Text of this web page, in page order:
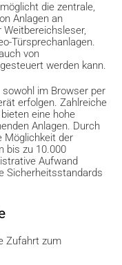
die zentrale,
Anlagen an
Türsprechanlagen.
von
werden kann.
im Browser per
erfolgen. Zahlreiche
eine hohe
Anlagen. Durch
Möglichkeit der
bis zu 10.000
Aufwand
Sicherheitsstandards
Zufahrt zum